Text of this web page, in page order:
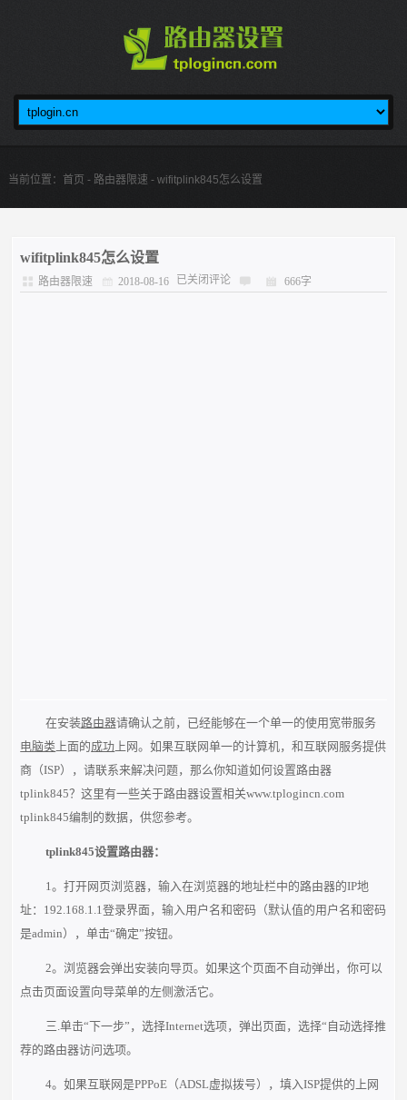
当前位置： 首页 - 路由器限速 - wifitplink845怎么设置
wifitplink845怎么设置
路由器限速 2018-08-16 已关闭评论 666字
在安装路由器请确认之前，已经能够在一个单一的使用宽带服务
电脑类 上面的成功 上网。如果互联网单一的计算机，和互联网服务提供
商（ISP），请联系来解决问题，那么你知道如何设置路由器
tplink845？这里有一些关于路由器设置相关www.tplogincn.com
tplink845编制的数据，供您参考。
tplink845设置路由器：
1。打开网页浏览器，输入在浏览器的地址栏中的路由器的IP地
址：192.168.1.1登录界面，输入用户名和密码（默认值的用户名和密码
是admin），单击“确定”按钮。
2。浏览器会弹出安装向导页。如果这个页面不自动弹出，你可以
点击页面设置向导菜单的左侧激活它。
三.单击“下一步”，选择Internet选项，弹出页面，选择“自动选择推
荐的路由器访问选项。
4。如果互联网是PPPoE（ADSL虚拟拨号），填入ISP提供的上网